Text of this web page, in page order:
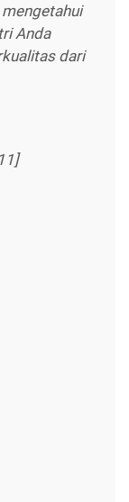
Anda
dari